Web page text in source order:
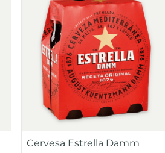
Cervesa Estrella Damm